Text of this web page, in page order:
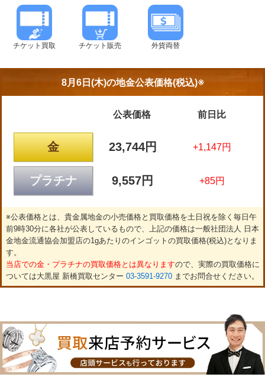
チケット買取 チケット販売 外貨両替
8月6日(木)の地金公表価格(税込)※
公表価格 前日比
金 23,744円 +1,147円
プラチナ 9,557円 +85円
※公表価格とは、貴金属地金の小売価格と買取価格を土日祝を除く毎日午
前9時30分に各社が公表しているもので、上記の価格は一般社団法人 日本
金地金流通協会加盟店の1gあたりのインゴットの買取価格(税込)となりま
す。
当店での金・プラチナの買取価格とは異なりますので、実際の買取価格に
ついては大黒屋 新橋買取センター 03-3591-9270までお問合せください。